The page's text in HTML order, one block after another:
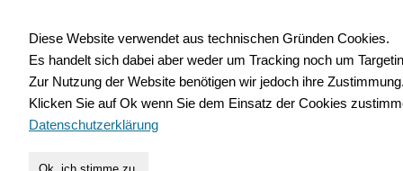
für Handwerk,
Diese Website verwendet aus technischen Gründen Cookies.
Es handelt sich dabei aber weder um Tracking noch um
Zur Nutzung der Website benötigen wir jedoch ihre Zustimmung.
Klicken Sie auf Ok wenn Sie dem Einsatz der Cookies
Datenschutzerklärung